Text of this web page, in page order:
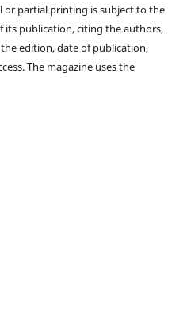
partial printing is subject to the
its publication, citing the authors,
edition, date of publication,
The magazine uses the